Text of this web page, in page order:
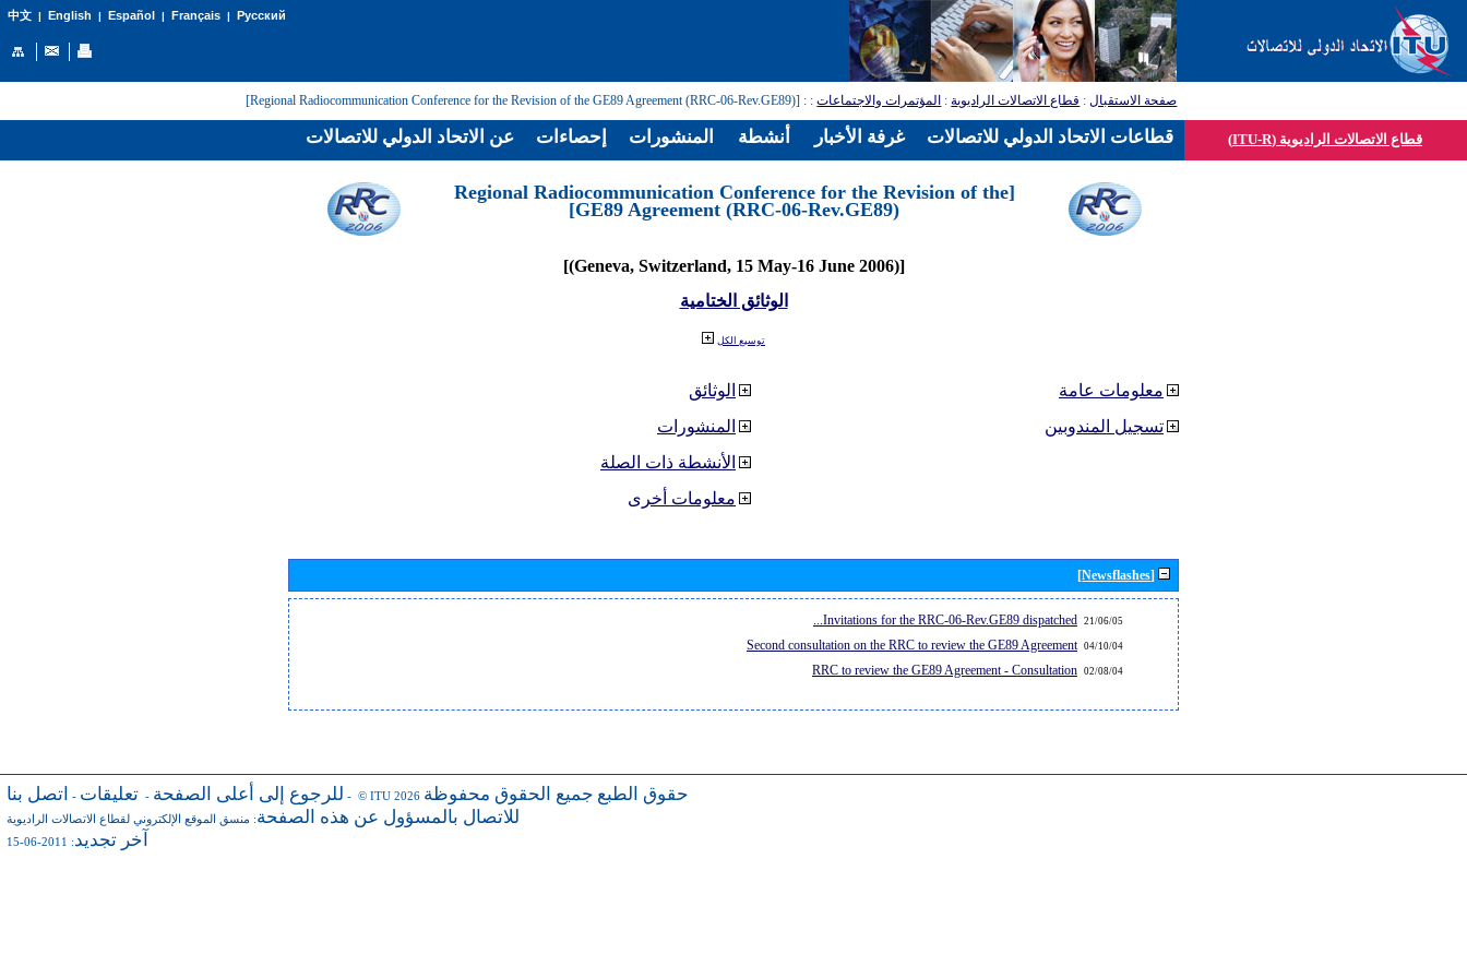
中文| English | Español | Français| Русский
صفحة الاستقبال: قطاع الاتصالات الراديوية: المؤتمرات والاجتماعات:
: [Regional Radiocommunication Conference for the Revision of the GE89 Agreement (RRC-06-Rev.GE89)]
قطاع الاتصالات الراديوية (ITU-R)
[Regional Radiocommunication Conference for the Revision of the
GE89 Agreement (RRC-06-Rev.GE89)]
[(Geneva, Switzerland, 15 May-16 June 2006)]
الوثائق الختامية
توسيع الكل
الوثائق
المنشورات
الأنشطة ذات الصلة
معلومات أخرى
معلومات عامة
تسجيل المندوبين
[Newsflashes]
21/06/05
Invitations for the RRC-06-Rev.GE89 dispatched...
04/10/04
Second consultation on the RRC to review the GE89 Agreement
02/08/04
RRC to review the GE89 Agreement - Consultation
للرجوع إلى أعلى الصفحة - تعليقات - اتصل بنا - © ITU 2026 حقوق الطبع جميع الحقوق محفوظة
للاتصال بالمسؤول عن هذه الصفحة: منسق الموقع الإلكتروني لقطاع الاتصالات الراديوية
آخر تجديد: 2011-06-15
عن الاتحاد الدولي للاتصالات إحصاءات المنشورات أنشطة غرفة الأخبار قطاعات الاتحاد الدولي للاتصالات